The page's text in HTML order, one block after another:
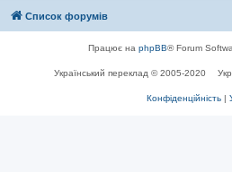
Список форумів
Працює на phpBB® Forum
Український переклад © 2005-2020
Конфіденційність |